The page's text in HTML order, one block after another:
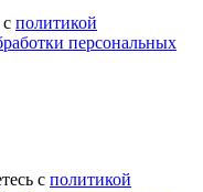
политикой
персональных
с политикой